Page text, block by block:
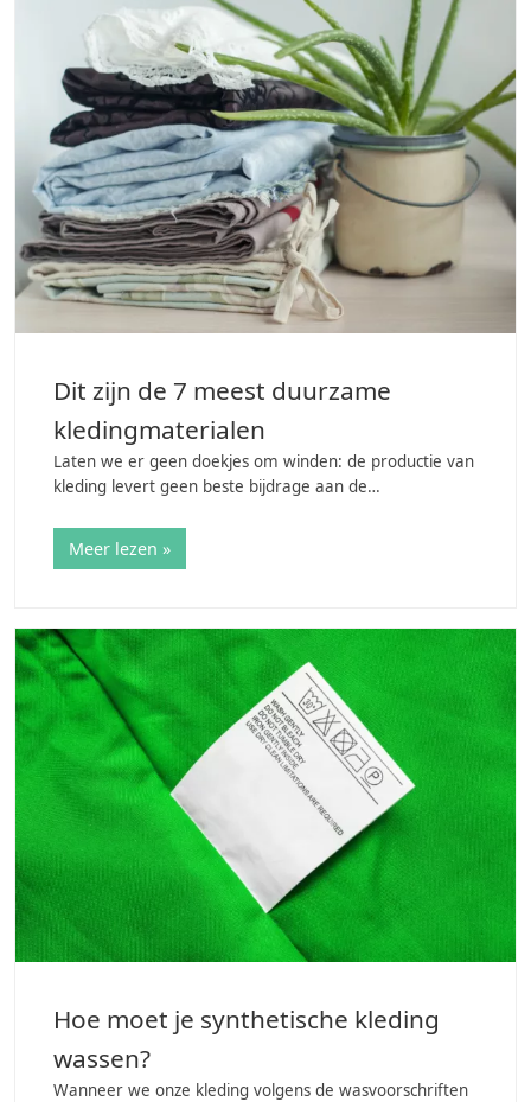
Dit zijn de 7 meest duurzame
kledingmaterialen
Laten we er geen doekjes om winden: de productie van
kleding levert geen beste bijdrage aan de
Meer lezen »
Hoe moet je synthetische kleding
wassen?
Wanneer we onze kleding volgens de wasvoorschriften